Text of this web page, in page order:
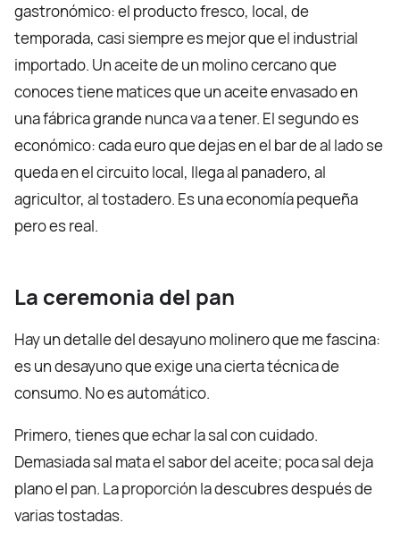
gastronómico: el producto fresco, local, de
temporada, casi siempre es mejor que el industrial
importado. Un aceite de un molino cercano que
conoces tiene matices que un aceite envasado en
una fábrica grande nunca va a tener. El segundo es
económico: cada euro que dejas en el bar de al lado se
queda en el circuito local, llega al panadero, al
agricultor, al tostadero. Es una economía pequeña
pero es real.
La ceremonia del pan
Hay un detalle del desayuno molinero que me fascina:
es un desayuno que exige una cierta técnica de
consumo. No es automático.
Primero, tienes que echar la sal con cuidado.
Demasiada sal mata el sabor del aceite; poca sal deja
plano el pan. La proporción la descubres después de
varias tostadas.